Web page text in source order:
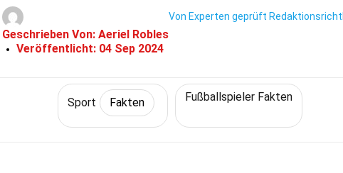
Geschrieben Von: Aeriel Robles
Veröffentlicht: 04 Sep 2024
Von Experten geprüft
Sport Fakten Fußballspieler Fakten